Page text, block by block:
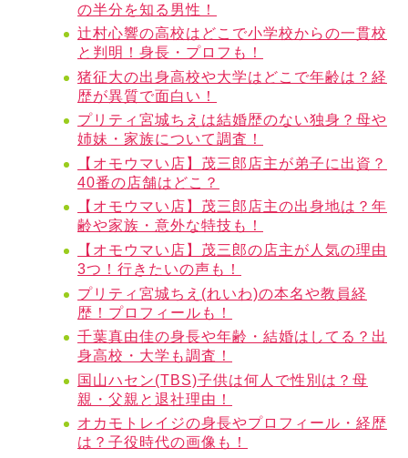
の半分を知る男性！
辻村心響の高校はどこで小学校からの一貫校
と判明！身長・プロフも！
猪征大の出身高校や大学はどこで年齢は？経
歴が異質で面白い！
プリティ宮城ちえは結婚歴のない独身？母や
姉妹・家族について調査！
【オモウマい店】茂三郎店主が弟子に出資？
40番の店舗はどこ？
【オモウマい店】茂三郎店主の出身地は？年
齢や家族・意外な特技も！
【オモウマい店】茂三郎の店主が人気の理由
3つ！行きたいの声も！
プリティ宮城ちえ(れいわ)の本名や教員経
歴！プロフィールも！
千葉真由佳の身長や年齢・結婚はしてる？出
身高校・大学も調査！
国山ハセン(TBS)子供は何人で性別は？母
親・父親と退社理由！
オカモトレイジの身長やプロフィール・経歴
は？子役時代の画像も！